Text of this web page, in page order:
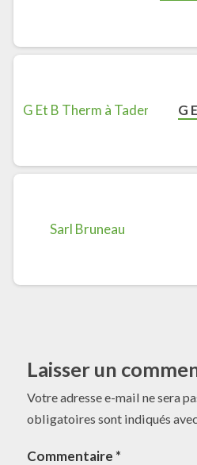
G
Laisser un
Votre adresse e-mail ne sera
obligatoires sont indiqués avec
Commentaire *